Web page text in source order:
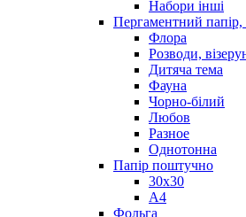
Набори інші
Пергаментний папір,
Флора
Розводи,
Дитяча тема
Фауна
Чорно-білий
Любов
Разное
Однотонна
Папір поштучно
30х30
А4
Фольга